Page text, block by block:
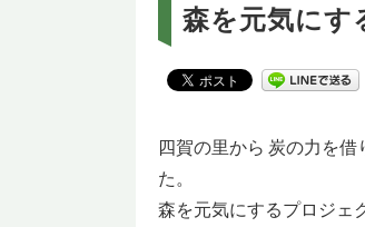
森を元気にす
四賀の里から 炭の力を借
た。
森を元気にするプロジェ